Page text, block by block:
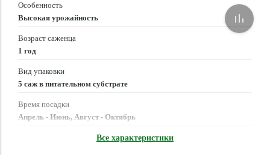
Особенность
Высокая урожайность
Возраст саженца
1 год
Вид упаковки
5 саж в питательном субстрате
Время посадки
Апрель - Июнь, Август - Октябрь
Все характеристики